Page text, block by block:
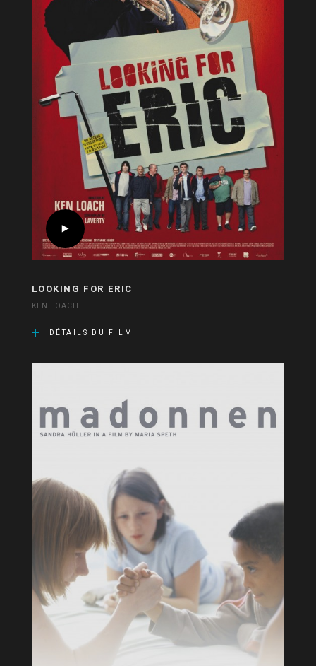
LOOKING FOR ERIC
KEN LOACH
DÉTAILS DU FILM